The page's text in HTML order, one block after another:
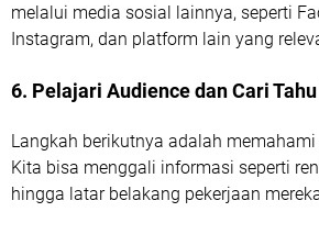
melalui media sosial lainnya, seperti
Instagram, dan platform lain yang
6. Pelajari Audience dan Cari
Langkah berikutnya adalah
Kita bisa menggali informasi seperti
hingga latar belakang pekerjaan